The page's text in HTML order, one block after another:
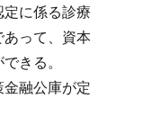
に係る診療
って、資本
きる。
融公庫が定